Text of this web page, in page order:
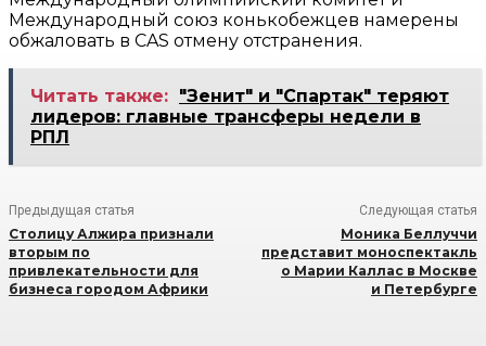
Международный союз конькобежцев намерены
обжаловать в CAS отмену отстранения.
Читать также: "Зенит" и "Спартак" теряют
лидеров: главные трансферы недели в
РПЛ
Предыдущая статья
Столицу Алжира признали
вторым по
привлекательности для
бизнеса городом Африки
Следующая статья
Моника Беллуччи
представит моноспектакль
о Марии Каллас в Москве
и Петербурге